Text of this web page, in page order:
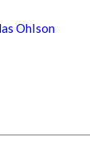
Ohlson